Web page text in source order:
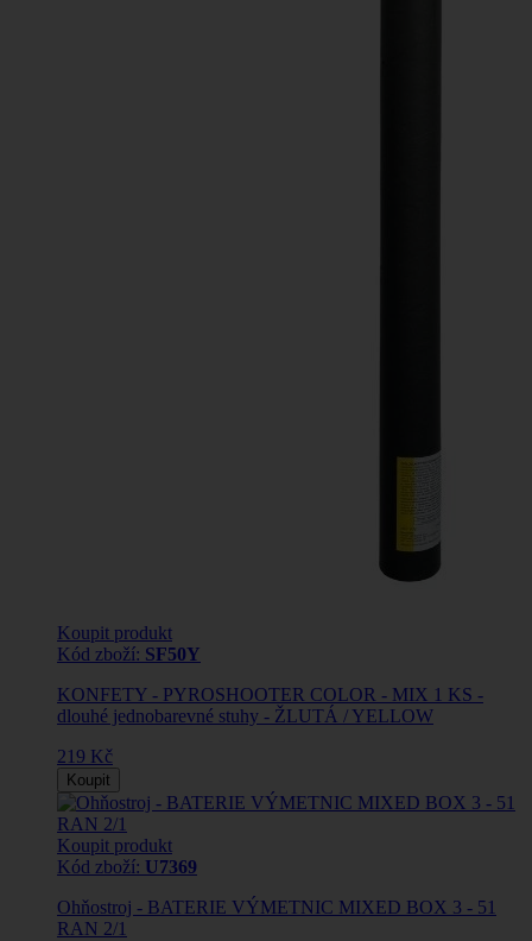
Koupit produkt
Kód zboží: SF50Y
KONFETY - PYROSHOOTER COLOR - MIX 1 KS -
dlouhé jednobarevné stuhy - ŽLUTÁ / YELLOW
219 Kč
Koupit
Koupit produkt
Kód zboží: U7369
Ohňostroj - BATERIE VÝMETNIC MIXED BOX 3 - 51
RAN 2/1